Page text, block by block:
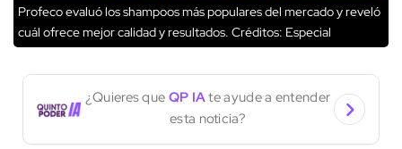
Profeco evaluó los shampoos más populares del mercado y reveló
cuál ofrece mejor calidad y resultados. Créditos: Especial
¿Quieres que QP IAte ayude a entender
esta noticia?